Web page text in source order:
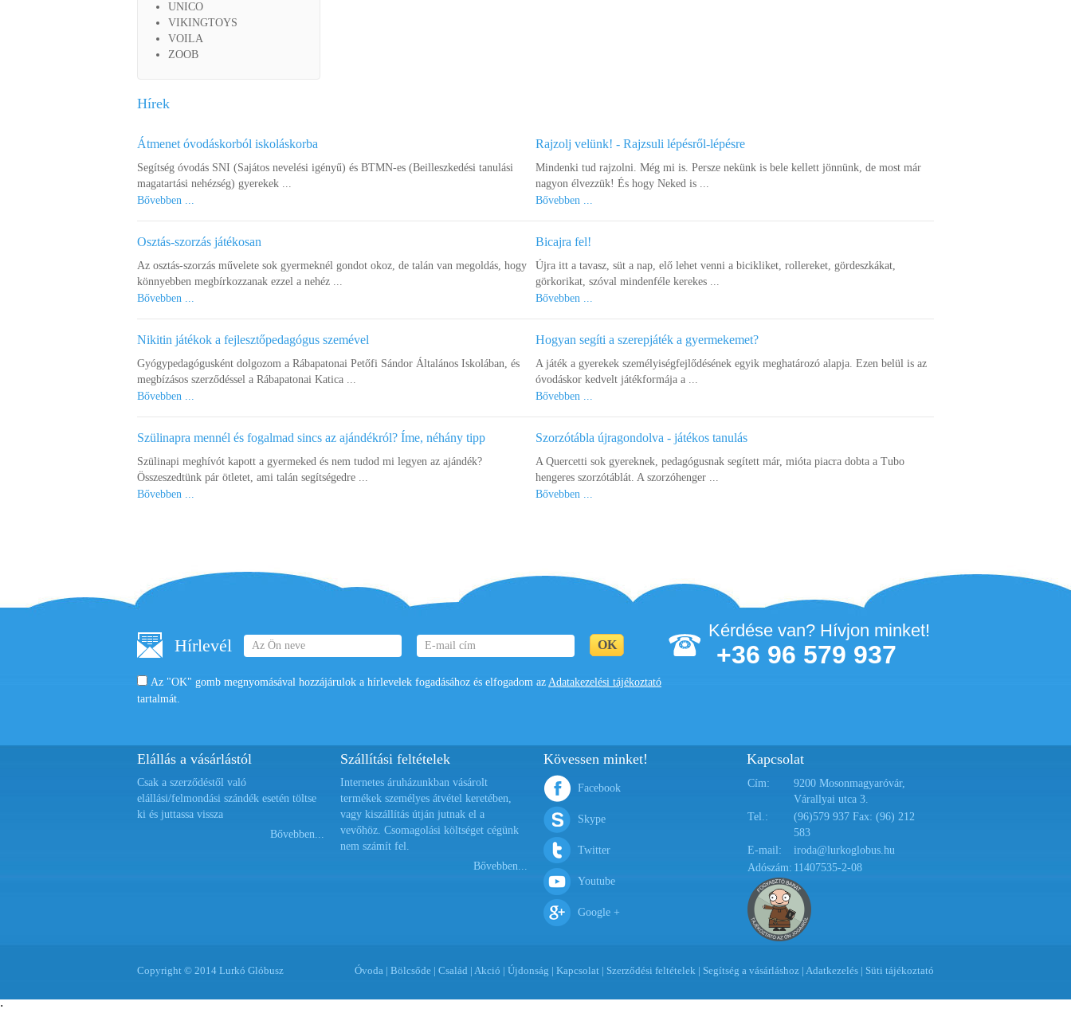
UNICO
VIKINGTOYS
VOILA
ZOOB
Hírek
Átmenet óvodáskorból iskoláskorba
Segítség óvodás SNI (Sajátos nevelési igényű) és BTMN-es (Beilleszkedési tanulási
magatartási nehézség) gyerekek ...
Bővebben ...
Osztás-szorzás játékosan
Az osztás-szorzás művelete sok gyermeknél gondot okoz, de talán van megoldás, hogy
könnyebben megbírkozzanak ezzel a nehéz ...
Bővebben ...
Nikitin játékok a fejlesztőpedagógus szemével
Gyógypedagógusként dolgozom a Rábapatonai Petőfi Sándor Általános Iskolában, és
megbízásos szerződéssel a Rábapatonai Katica ...
Bővebben ...
Szülinapra mennél és fogalmad sincs az ajándékról? Íme, néhány tipp
Szülinapi meghívót kapott a gyermeked és nem tudod mi legyen az ajándék?
Összeszedtünk pár ötletet, ami talán segítségedre ...
Bővebben ...
Rajzolj velünk! - Rajzsuli lépésről-lépésre
Mindenki tud rajzolni. Még mi is. Persze nekünk is bele kellett jönnünk, de most már
nagyon élvezzük! És hogy Neked is ...
Bővebben ...
Bicajra fel!
Újra itt a tavasz, süt a nap, elő lehet venni a bicikliket, rollereket, gördeszkákat,
görkorikat, szóval mindenféle kerekes ...
Bővebben ...
Hogyan segíti a szerepjáték a gyermekemet?
A játék a gyerekek személyiségfejlődésének egyik meghatározó alapja. Ezen belül is az
óvodáskor kedvelt játékformája a ...
Bővebben ...
Szorzótábla újragondolva - játékos tanulás
A Quercetti sok gyereknek, pedagógusnak segített már, mióta piacra dobta a Tubo
hengeres szorzótáblát. A szorzóhenger ...
Bővebben ...
Hírlevél
Az "OK" gomb megnyomásával hozzájárulok a hírlevelek fogadásához és elfogadom az Adatakezelési tájékoztató
tartalmát.
Kérdése van? Hívjon minket!
+36 96 579 937
Elállás a vásárlástól
Csak a szerződéstől való
elállási/felmondási szándék esetén töltse
ki és juttassa vissza
Bővebben...
Szállítási feltételek
Internetes áruházunkban vásárolt
termékek személyes átvétel keretében,
vagy kiszállítás útján jutnak el a
vevőhöz. Csomagolási költséget cégünk
nem számít fel.
Bővebben...
Kövessen minket!
Facebook
Skype
Twitter
Youtube
Google +
Kapcsolat
Cím:
9200 Mosonmagyaróvár,
Várallyai utca 3.
Tel.:
(96)579 937 Fax: (96) 212
583
E-mail:
iroda@lurkoglobus.hu
Adószám: 11407535-2-08
Copyright © 2014 Lurkó Glóbusz Óvoda | Bölcsőde | Család | Akció | Újdonság | Kapcsolat | Szerződési feltételek | Segítség a vásárláshoz | Adatkezelés | Süti tájékoztató